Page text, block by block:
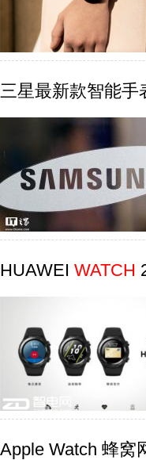
三星最新款智能手
HUAWEI WATCH
Apple Watch 蜂窝